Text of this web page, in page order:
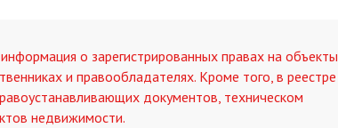
о зарегистрированных правах на объекты
и правообладателях. Кроме того, в реестре
документов, техническом
недвижимости.